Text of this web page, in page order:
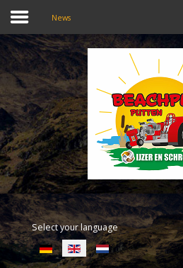
Home
Beachpull
Entrance and location
Activities
E-Tickets
News
SEARCH
Select your language